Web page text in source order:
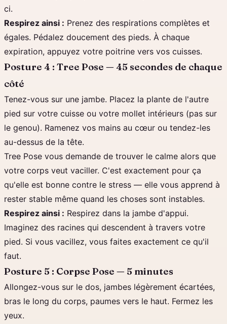
ci.
Respirez ainsi : Prenez des respirations complètes et
égales. Pédalez doucement des pieds. À chaque
expiration, appuyez votre poitrine vers vos cuisses.
Posture 4 : Tree Pose — 45 secondes de chaque
côté
Tenez-vous sur une jambe. Placez la plante de l'autre
pied sur votre cuisse ou votre mollet intérieurs (pas sur
le genou). Ramenez vos mains au cœur ou tendez-les
au-dessus de la tête.
Tree Pose vous demande de trouver le calme alors que
votre corps veut vaciller. C'est exactement pour ça
qu'elle est bonne contre le stress — elle vous apprend à
rester stable même quand les choses sont instables.
Respirez ainsi : Respirez dans la jambe d'appui.
Imaginez des racines qui descendent à travers votre
pied. Si vous vacillez, vous faites exactement ce qu'il
faut.
Posture 5 : Corpse Pose — 5 minutes
Allongez-vous sur le dos, jambes légèrement écartées,
bras le long du corps, paumes vers le haut. Fermez les
yeux.